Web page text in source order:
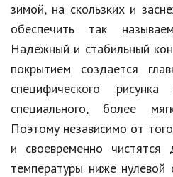
зимой, на скользких и
обеспечить так
Надежный и стабильный
покрытием создается
специфического
специального, более
Поэтому независимо от
и своевременно чистятся
температуры ниже нулевой